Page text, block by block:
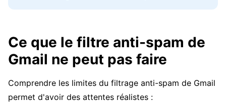
Ce que le filtre anti-spam de
Gmail ne peut pas faire
Comprendre les limites du filtrage anti-spam de Gmail
permet d'avoir des attentes réalistes :